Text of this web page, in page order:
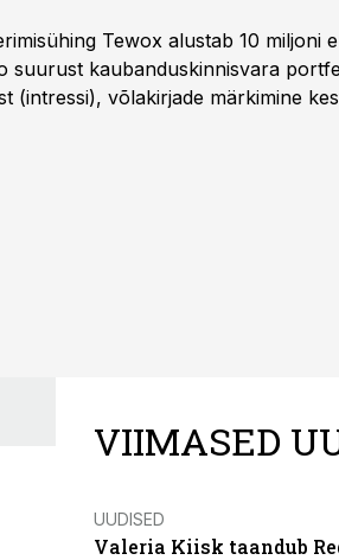
Tewox alustab 10 miljoni
suurust kaubanduskinnisvara
(intressi), võlakirjade märkimine
VIIMASED
UUDISED
Valeria Kiisk taandub